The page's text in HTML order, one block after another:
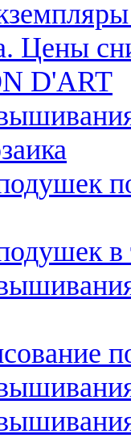
Цены
D'ART
в